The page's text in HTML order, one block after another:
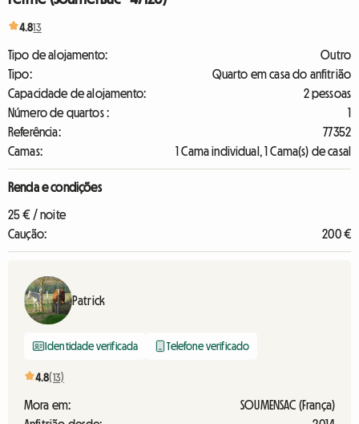
4.813
Tipo de alojamento:
Outro
Tipo:
Quarto em casa do anfitrião
Capacidade de alojamento:
2 pessoas
Número de quartos :
1
Referência:
77352
Camas:
1 Cama individual, 1 Cama(s) de casal
Renda e condições
25 € / noite
Caução:
200 €
Patrick
Identidade verificada Telefone verificado
4.8(13)
Mora em:
SOUMENSAC (França)